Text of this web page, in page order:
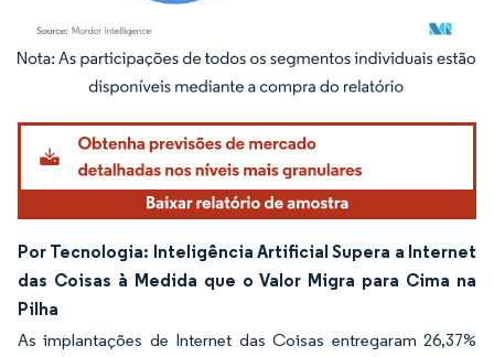
Imagem © Mordor Intelligence. O reuso requer atribuição conforme CC BY 4.0.
Por Tecnologia: Inteligência Artificial Supera a Internet
das Coisas à Medida que o Valor Migra para Cima na
Pilha
As implantações de Internet das Coisas entregaram 26,37%